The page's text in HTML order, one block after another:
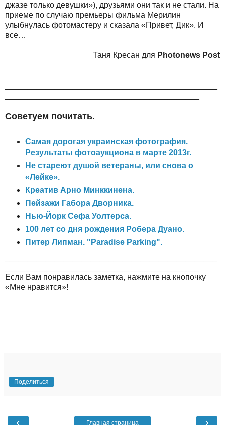
джазе только девушки»), друзьями они так и не стали. На
приеме по случаю премьеры фильма Мерилин
улыбнулась фотомастеру и сказала «Привет, Дик». И
все…
Таня Кресан для Photonews Post
Советуем почитать.
Самая дорогая украинская фотография.
Результаты фотоаукциона в марте 2013г.
Не стареют душой ветераны, или снова о
«Лейке».
Креатив Арно Минккинена.
Пейзажи Габора Дворника.
Нью-Йорк Сефа Уолтерса.
100 лет со дня рождения Робера Дуано.
Питер Липман. "Paradise Parking".
Если Вам понравилась заметка, нажмите на кнопочку
«Мне нравится»!
Поделиться
‹ ›
Главная страница